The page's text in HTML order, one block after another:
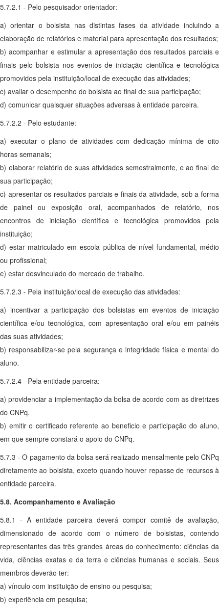
5.7.2.1 - Pelo pesquisador orientador:
a) orientar o bolsista nas distintas fases da atividade incluindo a
elaboração de relatórios e material para apresentação dos resultados;
b) acompanhar e estimular a apresentação dos resultados parciais e
finais pelo bolsista nos eventos de iniciação científica e tecnológica
promovidos pela instituição/local de execução das atividades;
c) avaliar o desempenho do bolsista ao final de sua participação;
d) comunicar quaisquer situações adversas à entidade parceira.
5.7.2.2 - Pelo estudante:
a) executar o plano de atividades com dedicação mínima de oito
horas semanais;
b) elaborar relatório de suas atividades semestralmente, e ao final de
sua participação;
c) apresentar os resultados parciais e finais da atividade, sob a forma
de painel ou exposição oral, acompanhados de relatório, nos
encontros de iniciação científica e tecnológica promovidos pela
instituição;
d) estar matriculado em escola pública de nível fundamental, médio
ou profissional;
e) estar desvinculado do mercado de trabalho.
5.7.2.3 - Pela instituição/local de execução das atividades:
a) incentivar a participação dos bolsistas em eventos de iniciação
científica e/ou tecnológica, com apresentação oral e/ou em painéis
das suas atividades;
b) responsabilizar-se pela segurança e integridade física e mental do
aluno.
5.7.2.4 - Pela entidade parceira:
a) providenciar a implementação da bolsa de acordo com as diretrizes
do CNPq.
b) emitir o certificado referente ao beneficio e participação do aluno,
em que sempre constará o apoio do CNPq.
5.7.3 - O pagamento da bolsa será realizado mensalmente pelo CNPq
diretamente ao bolsista, exceto quando houver repasse de recursos à
entidade parceira.
5.8. Acompanhamento e Avaliação
5.8.1 - A entidade parceira deverá compor comitê de avaliação,
dimensionado de acordo com o número de bolsistas, contendo
representantes das três grandes áreas do conhecimento: ciências da
vida, ciências exatas e da terra e ciências humanas e sociais. Seus
membros deverão ter:
a) vínculo com instituição de ensino ou pesquisa;
b) experiência em pesquisa;